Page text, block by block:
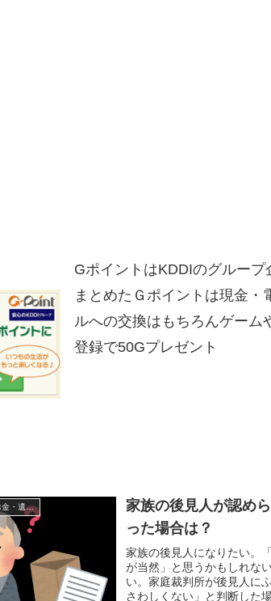
GポイントはKDDIのグループ
まとめたＧポイントは現金・
ルへの交換はもちろんゲーム
登録で50Gプレゼント
家族・親族・戸籍・住民票・老後のお金・遺産・相続
家族の後見人が認め
った場合は？
家族の後見人になりたい。
が当然」と思うかもしれな
い。家庭裁判所が後見人に
さわしくない」と判断した